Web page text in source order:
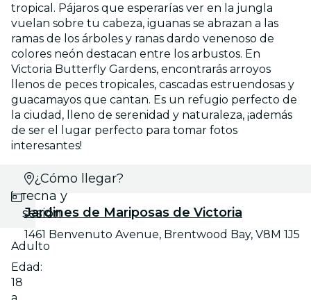
tropical. Pájaros que esperarías ver en la jungla
vuelan sobre tu cabeza, iguanas se abrazan a las
ramas de los árboles y ranas dardo venenoso de
colores neón destacan entre los arbustos. En
Victoria Butterfly Gardens, encontrarás arroyos
llenos de peces tropicales, cascadas estruendosas y
guacamayos que cantan. Es un refugio perfecto de
la ciudad, lleno de serenidad y naturaleza, ¡además
de ser el lugar perfecto para tomar fotos
interesantes!
Selecciona
fecha y
sesión
Adulto
Edad:
18
a
¿Cómo llegar?
Jardines de Mariposas de Victoria
1461 Benvenuto Avenue, Brentwood Bay, V8M 1J5